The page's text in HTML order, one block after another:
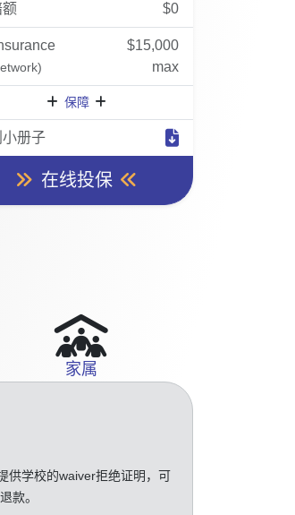
$0
$15,000
max
保障
册子
在线投保
家属
供学校的waiver拒绝证明，可
款。